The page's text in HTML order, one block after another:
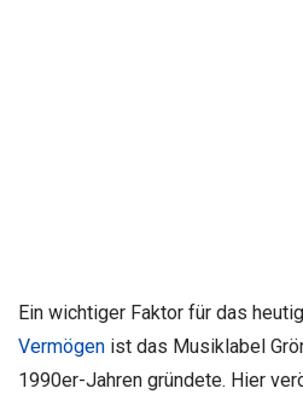
Ein wichtiger Faktor für das
Vermögen ist das Musiklabel
1990er-Jahren gründete. Hier